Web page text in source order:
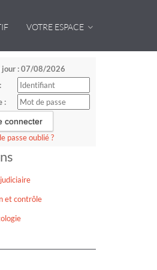
VOTRE ESPACE
jour : 07/08/2026
:
passe oublié ?
et contrôle